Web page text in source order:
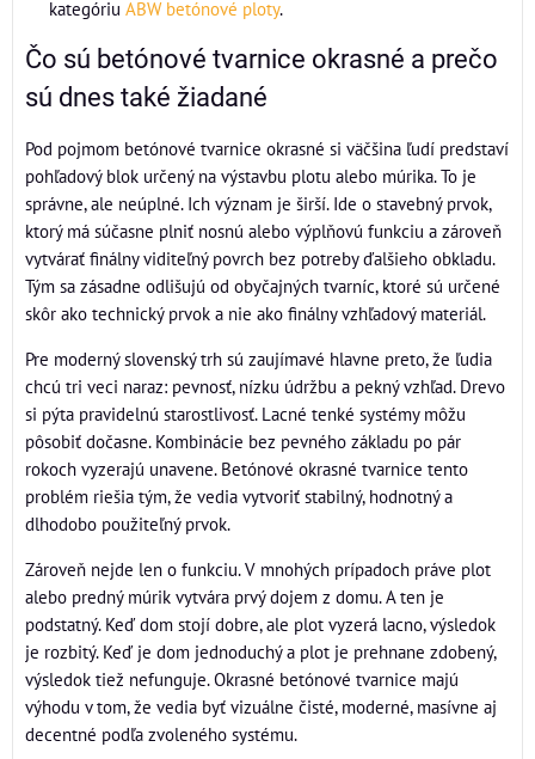
kategóriu ABW betónové ploty.
Čo sú betónové tvarnice okrasné a prečo
sú dnes také žiadané
Pod pojmom betónové tvarnice okrasné si väčšina ľudí predstaví
pohľadový blok určený na výstavbu plotu alebo múrika. To je
správne, ale neúplné. Ich význam je širší. Ide o stavebný prvok,
ktorý má súčasne plniť nosnú alebo výplňovú funkciu a zároveň
vytvárať finálny viditeľný povrch bez potreby ďalšieho obkladu.
Tým sa zásadne odlišujú od obyčajných tvarníc, ktoré sú určené
skôr ako technický prvok a nie ako finálny vzhľadový materiál.
Pre moderný slovenský trh sú zaujímavé hlavne preto, že ľudia
chcú tri veci naraz: pevnosť, nízku údržbu a pekný vzhľad. Drevo
si pýta pravidelnú starostlivosť. Lacné tenké systémy môžu
pôsobiť dočasne. Kombinácie bez pevného základu po pár
rokoch vyzerajú unavene. Betónové okrasné tvarnice tento
problém riešia tým, že vedia vytvoriť stabilný, hodnotný a
dlhodobo použiteľný prvok.
Zároveň nejde len o funkciu. V mnohých prípadoch práve plot
alebo predný múrik vytvára prvý dojem z domu. A ten je
podstatný. Keď dom stojí dobre, ale plot vyzerá lacno, výsledok
je rozbitý. Keď je dom jednoduchý a plot je prehnane zdobený,
výsledok tiež nefunguje. Okrasné betónové tvarnice majú
výhodu v tom, že vedia byť vizuálne čisté, moderné, masívne aj
decentné podľa zvoleného systému.